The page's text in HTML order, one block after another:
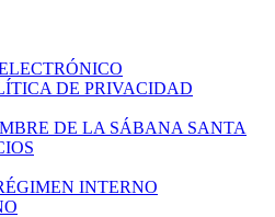
DE PRIVACIDAD
DE LA SÁBANA SANTA
INTERNO